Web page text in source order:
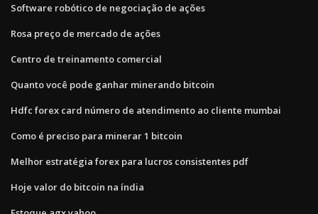
Software robótico de negociação de ações
Rosa preço de mercado de ações
Centro de treinamento comercial
Quanto você pode ganhar minerando bitcoin
Hdfc forex card número de atendimento ao cliente mumbai
Como é preciso para minerar 1 bitcoin
Melhor estratégia forex para lucros consistentes pdf
Hoje valor do bitcoin na índia